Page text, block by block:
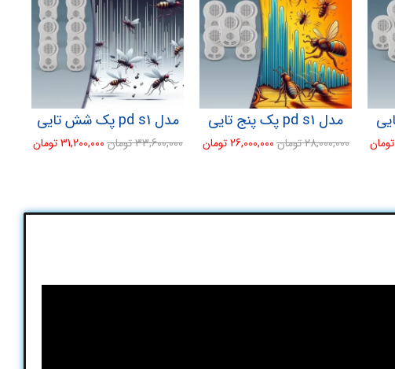
تومان
مدل pd s1 پک پنج تایی
28,000,000تومان 26,000,000 تومان
مدل pd s1 پک شش تایی
33,600,000تومان 31,200,000 تومان